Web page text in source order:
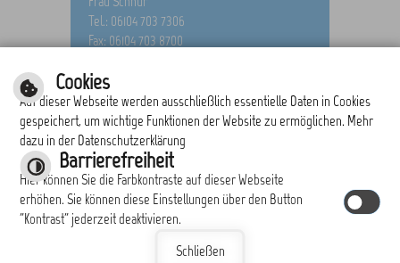
Tel.: 06104 703 7306
Fax: 06104 703 8700
|Impressum
Cookies
Auf dieser Webseite werden ausschließlich essentielle Daten in Cookies
gespeichert, um wichtige Funktionen der Website zu ermöglichen. Mehr
dazu in der Datenschutzerklärung
Barrierefreiheit
Hier können Sie die Farbkontraste auf dieser Webseite
erhöhen. Sie können diese Einstellungen über den Button
"Kontrast" jederzeit deaktivieren.
Schließen